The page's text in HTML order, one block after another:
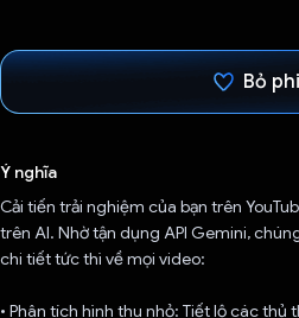
Bỏ
Ý nghĩa
Cải tiến trải nghiệm của bạn trên
trên AI. Nhờ tận dụng API Gemini,
chi tiết tức thì về mọi video:
• Phân tích hình thu nhỏ: Tiết lộ các thủ